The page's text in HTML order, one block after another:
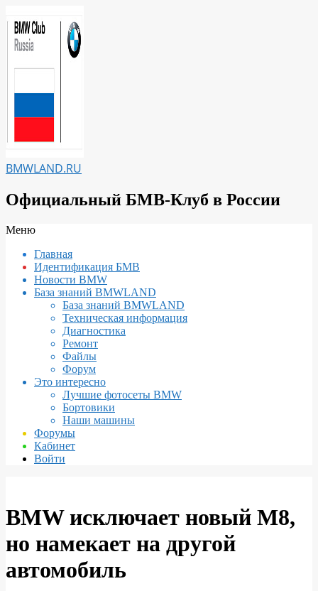
к
содержимому
BMWLAND.RU
Официальный БМВ-Клуб в России
Вторичное
навигации
Меню
Главная
Идентификация БМВ
Новости BMW
База знаний BMWLAND
База знаний BMWLAND
Техническая информация
Диагностика
Ремонт
Файлы
Форум
Это интересно
Лучшие фотосеты BMW
Бортовики
Наши машины
Форумы
Кабинет
Войти
BMW исключает новый M8,
но намекает на другой
автомобиль